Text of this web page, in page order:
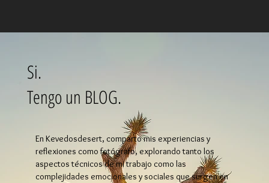
Si.
Tengo un BLOG.
En Kevedosdesert, comparto mis experiencias y
reflexiones como fotógrafo, explorando tanto los
aspectos técnicos de mi trabajo como las
complejidades emocionales y sociales que surgen en